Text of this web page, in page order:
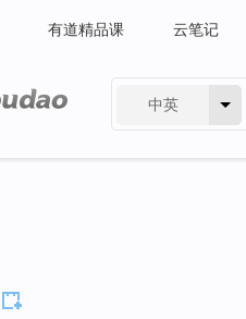
有道精品课 云笔记
中英